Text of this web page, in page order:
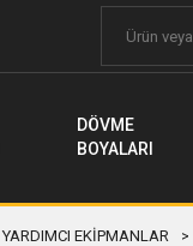
DÖVME
BOYALARI
YARDIMCI EKİPMANLAR